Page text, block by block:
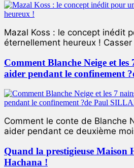
Mazal Koss : le concept inédit
éternellement heureux !
Comment Blanche Neige et les
aider pendant le confinement
Comment le conte de Blanche
aider pendant ce deuxième
Quand la prestigieuse Maison
Hachana !